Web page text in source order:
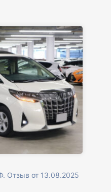
Отзыв от 13.08.2025